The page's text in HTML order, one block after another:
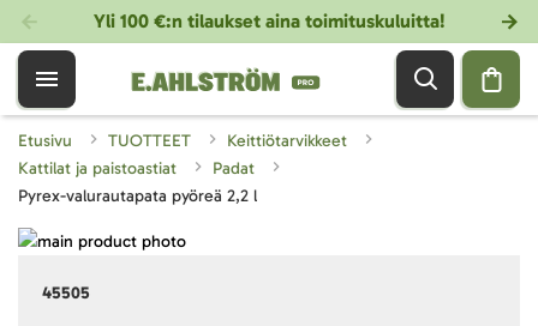
Yli 100 €:n tilaukset aina toimituskuluitta!
Etusivu TUOTTEET
Keittiötarvikkeet
Kattilat ja paistoastiat
Padat
Pyrex-valurautapata pyöreä 2,2 l
45505
Skip